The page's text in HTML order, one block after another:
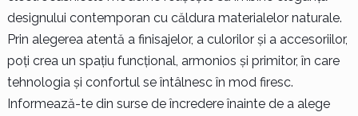
designului contemporan cu căldura materialelor naturale.
Prin alegerea atentă a finisajelor, a culorilor și a accesoriilor,
poți crea un spațiu funcțional, armonios și primitor, în care
tehnologia și confortul se întâlnesc în mod firesc.
Informează-te din surse de încredere înainte de a alege